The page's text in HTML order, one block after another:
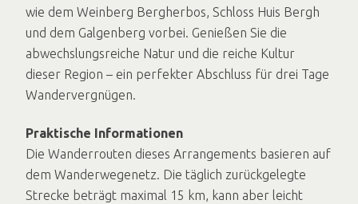
wie dem Weinberg Bergherbos, Schloss Huis Bergh
und dem Galgenberg vorbei. Genießen Sie die
abwechslungsreiche Natur und die reiche Kultur
dieser Region – ein perfekter Abschluss für drei Tage
Wandervergnügen.
Praktische Informationen
Die Wanderrouten dieses Arrangements basieren auf
dem Wanderwegenetz. Die täglich zurückgelegte
Strecke beträgt maximal 15 km, kann aber leicht